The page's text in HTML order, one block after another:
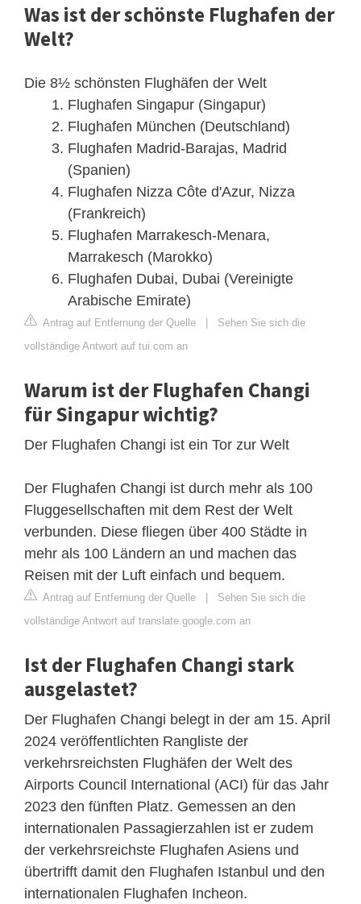
Was ist der schönste Flughafen der
Welt?
Die 8½ schönsten Flughäfen der Welt
Flughafen Singapur (Singapur)
Flughafen München (Deutschland)
Flughafen Madrid-Barajas, Madrid
(Spanien)
Flughafen Nizza Côte d'Azur, Nizza
(Frankreich)
Flughafen Marrakesch-Menara,
Marrakesch (Marokko)
Flughafen Dubai, Dubai (Vereinigte
Arabische Emirate)
Antrag auf Entfernung der Quelle | Sehen Sie sich die
vollständige Antwort auf tui.com an
Warum ist der Flughafen Changi
für Singapur wichtig?
Der Flughafen Changi ist ein Tor zur Welt
Der Flughafen Changi ist durch mehr als 100
Fluggesellschaften mit dem Rest der Welt
verbunden. Diese fliegen über 400 Städte in
mehr als 100 Ländern an und machen das
Reisen mit der Luft einfach und bequem.
Antrag auf Entfernung der Quelle | Sehen Sie sich die
vollständige Antwort auf translate.google.com an
Ist der Flughafen Changi stark
ausgelastet?
Der Flughafen Changi belegt in der am 15. April
2024 veröffentlichten Rangliste der
verkehrsreichsten Flughäfen der Welt des
Airports Council International (ACI) für das Jahr
2023 den fünften Platz. Gemessen an den
internationalen Passagierzahlen ist er zudem
der verkehrsreichste Flughafen Asiens und
übertrifft damit den Flughafen Istanbul und den
internationalen Flughafen Incheon.